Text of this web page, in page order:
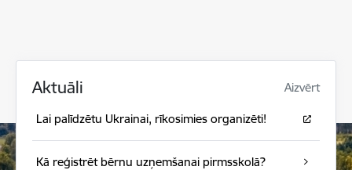
Aktuāli Aizvērt
Lai palīdzētu Ukrainai, rīkosimies organizēti!
Kā reģistrēt bērnu uzņemšanai pirmsskolā?